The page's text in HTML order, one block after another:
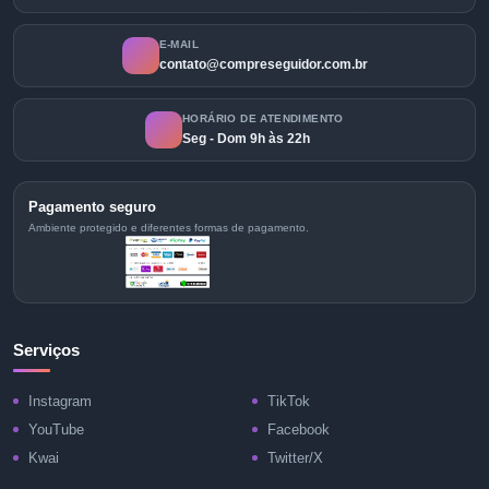
E-MAIL
contato@compreseguidor.com.br
HORÁRIO DE ATENDIMENTO
Seg - Dom 9h às 22h
Pagamento seguro
Ambiente protegido e diferentes formas de pagamento.
Serviços
Instagram
TikTok
YouTube
Facebook
Kwai
Twitter/X